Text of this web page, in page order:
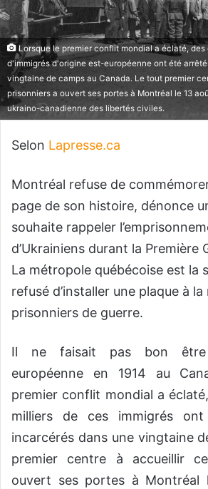
Lorsque le premier conflit mondial a éclaté, des
d'immigrés d'origine est-européenne ont été
vingtaine de camps au Canada. Le tout premier
prisonniers a ouvert ses portes à Montréal le 13
ukraino-canadienne des libertés civiles.
Selon Lapresse.ca
Montréal refuse de
page de son histoire, dénonce
souhaite rappeler
d’Ukrainiens durant la Première
La métropole québécoise est la
refusé d’installer une plaque à
prisonniers de guerre.
Il ne faisait pas bon être
européenne en 1914 au
premier conflit mondial a
milliers de ces immigrés
incarcérés dans une vingtaine
premier centre à accueillir
ouvert ses portes à Montréal